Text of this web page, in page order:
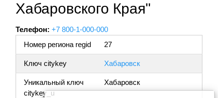
Хабаровского Края"
Телефон: +7 800-1-000-000
Номер региона regid
27
Ключ citykey Хабаровск
Уникальный ключ
citykey_u
Хабаровск